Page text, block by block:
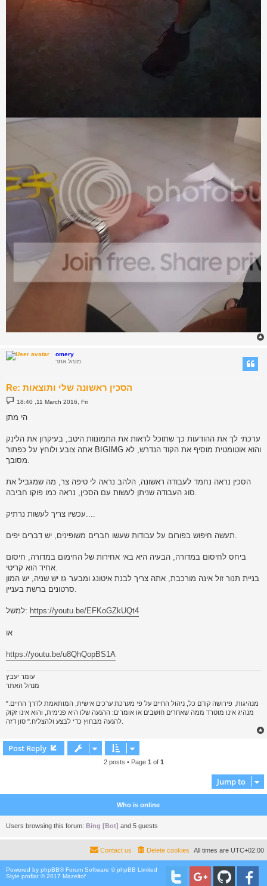
omery
מנהל אתר
Re: הסכין ראשונה שלי ותוצאות
P
o
t
18:40 ,11 March 2016, Fri
הי מתן
ערכתי לך את ההודעות כך שתוכל לראות את התמונוות היטב, בעיקרון את הלינק
אתה צובע ולוחץ על כפתור BIGIMG והוא אוטומטית מוסיף את הקוד הנדרש, לא
הסכין נראה נחמד לעבודה ראשונה, הלהב נראה לי טיפה צר, מה שמגביל את
ביחס לחיסום במדורה, הבעיה היא באי אחירות של החימום במדורה, חיסום
בניית תנור זול אינה מורכבת, אתה צריך לבנת איטונג ומבער גז יש שניה, יש המון
למשל: https://youtu.be/EFKoGZkUQt4
או
https://youtu.be/u8QhQopBS1A
עומר יעבץ
מנהל האתר
"מנהיגות, פירושה קודם כל, ניהול החיים על פי מערכת ערכים אישית, המותאמת לדרך החיים.
מנהיג אינו מוטרד ממה שאחרים חושבים או אומרים: ההנעה שלו היא פנימית, והוא אינו זקוק
Post Reply
2 posts • Page 1 of 1
Jump to
Who is online
Users browsing this forum: Bing [Bot] and 5 guests
All times are UTC+02:00
Delete cookies
Contact us
Powered by phpBB® Forum Software © phpBB Limited
Style proflat © 2017 Mazeltof